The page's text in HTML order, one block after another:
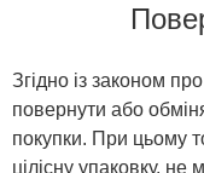
Згідно із законом
повернути або
покупки. При цьому
цілісну упаковку,